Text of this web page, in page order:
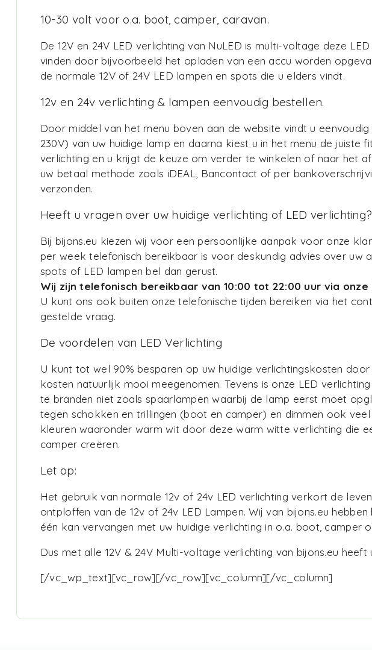
10-30 volt voor o.a. boot, camper, caravan.
De 12V en 24V LED verlichting van NuLED is multi-voltage deze
vinden door bijvoorbeeld het opladen van een accu worden
de normale 12V of 24V LED lampen en spots die u elders vindt.
12v en 24v verlichting & lampen eenvoudig bestellen.
Door middel van het menu boven aan de website vindt u
230V) van uw huidige lamp en daarna kiest u in het menu de
verlichting en u krijgt de keuze om verder te winkelen of naar het
uw betaal methode zoals iDEAL, Bancontact of per
verzonden.
Heeft u vragen over uw huidige verlichting of LED verlichting?
Bij bijons.eu kiezen wij voor een persoonlijke aanpak voor onze
per week telefonisch bereikbaar is voor deskundig advies over uw
spots of LED lampen bel dan gerust.
Wij zijn telefonisch bereikbaar van 10:00 tot 22:00 uur via
U kunt ons ook buiten onze telefonische tijden bereiken via het
gestelde vraag.
De voordelen van LED Verlichting
U kunt tot wel 90% besparen op uw huidige verlichtingskosten
kosten natuurlijk mooi meegenomen. Tevens is onze LED
te branden niet zoals spaarlampen waarbij de lamp eerst moet
tegen schokken en trillingen (boot en camper) en dimmen ook
kleuren waaronder warm wit door deze warm witte verlichting die
camper creëren.
Let op:
Het gebruik van normale 12v of 24v LED verlichting verkort de
ontploffen van de 12v of 24v LED Lampen. Wij van bijons.eu
één kan vervangen met uw huidige verlichting in o.a. boot, camper
Dus met alle 12V & 24V Multi-voltage verlichting van bijons.eu
[/vc_wp_text][vc_row][/vc_row][vc_column][/vc_column]